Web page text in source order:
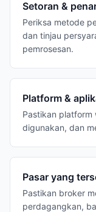
Setoran &
Periksa metode
dan tinjau
pemrosesan.
Platform &
Pastikan platform
digunakan, dan
Pasar yang
Pastikan broker
perdagangkan,